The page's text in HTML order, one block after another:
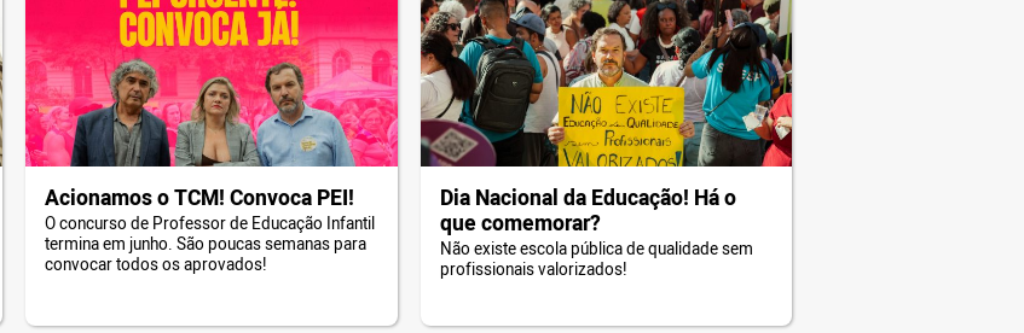
Acionamos o TCM! Convoca PEI!
O concurso de Professor de Educação Infantil
termina em junho. São poucas semanas para
convocar todos os aprovados!
Dia Nacional da Educação! Há o
que comemorar?
Não existe escola pública de qualidade sem
profissionais valorizados!